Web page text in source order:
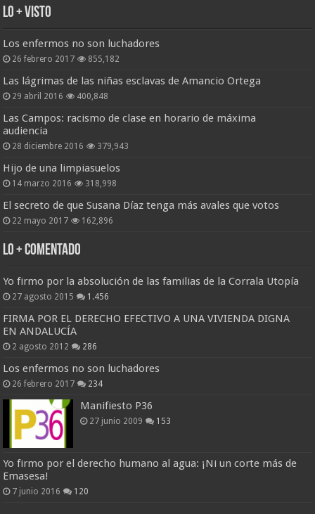
Lo + Visto
Los enfermos no son luchadores
26 febrero 2017 855,182
Las lágrimas de las niñas esclavas de Amancio Ortega
29 abril 2016 400,848
Las Campos: racismo de clase en horario de máxima
audiencia
28 diciembre 2016 379,943
Hijo de una limpiasuelos
14 marzo 2016 318,998
El secreto de que Susana Díaz tenga más avales que votos
22 mayo 2017 162,896
Lo + Comentado
Yo firmo por la absolución de las familias de la Corrala Utopía
27 agosto 2015 1.456
FIRMA POR EL DERECHO EFECTIVO A UNA VIVIENDA DIGNA
EN ANDALUCÍA
2 agosto 2012 286
Los enfermos no son luchadores
26 febrero 2017 234
Manifiesto P36
27 junio 2009 153
Yo firmo por el derecho humano al agua: ¡Ni un corte más de
Emasesa!
7 junio 2016 120